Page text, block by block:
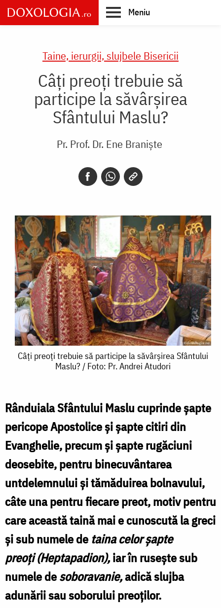
Skip
to
main
Meniu
Taine, ierurgii, slujbele Bisericii
Câți preoți trebuie să
participe la săvârșirea
Sfântului Maslu?
Pr. Prof. Dr. Ene Braniște
Câți
să
participe
la
săvârșirea
Sfântului
/
Foto:
Pr.
Andrei
Atudori
Câți preoți trebuie să participe la săvârșirea Sfântului
Maslu? / Foto: Pr. Andrei Atudori
Rânduiala Sfântului Maslu cuprinde şapte
pericope Apostolice şi şapte citiri din
Evanghelie, precum şi şapte rugăciuni
deosebite, pentru binecuvântarea
untdelemnului şi tămăduirea bolnavului,
câte una pentru fiecare preot, motiv pentru
care această taină mai e cunoscută la greci
şi sub numele detaina celor şapte
preoţi (Heptapadion),iar în ruseşte sub
numele desoboravanie,adică slujba
adunării sau soborului preoţilor.